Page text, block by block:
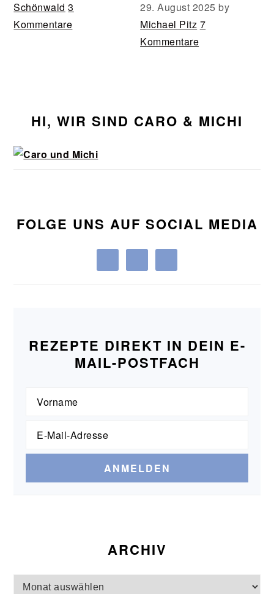
Schönwald 3
Kommentare
29. August 2025 by
Michael Pitz 7
Kommentare
HI, WIR SIND CARO & MICHI
FOLGE UNS AUF SOCIAL MEDIA
REZEPTE DIREKT IN DEIN E-
MAIL-POSTFACH
ARCHIV
Archiv